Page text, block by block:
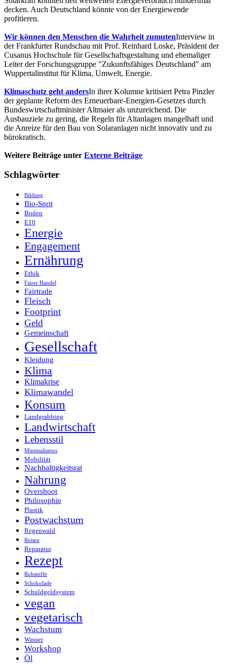
decken. Auch Deutschland könnte von der Energiewende
profitieren.
Wir können den Menschen die Wahrheit zumutenInterview in
der Frankfurter Rundschau mit Prof. Reinhard Loske, Präsident der
Cusanus Hochschule für Gesellschaftsgestaltung und ehemaliger
Leiter der Forschungsgruppe "Zukunftsfähiges Deutschland" am
Wuppertalinstitut für Klima, Umwelt, Energie.
Klimaschutz geht andersIn ihrer Kolumne kritisiert Petra Pinzler
der geplante Reform des Erneuerbare-Energien-Gesetzes durch
Bundeswirtschaftminister Altmaier als unzureichend. Die
Ausbauziele zu gering, die Regeln für Altanlagen mangelhaft und
die Anreize für den Bau von Solaranlagen nicht innovativ und zu
bürokratisch.
Weitere Beiträge unter Externe Beiträge
Schlagwörter
Bildung
Bio-Sprit
Boden
E10
Energie
Engagement
Ernährung
Ethik
Fairer Handel
Fairtrade
Fleisch
Footprint
Geld
Gemeinschaft
Gesellschaft
Kleidung
Klima
Klimakrise
Klimawandel
Konsum
Landgrabbing
Landwirtschaft
Lebensstil
Minimalismus
Mobilität
Nachhaltigkeitsrat
Nahrung
Overshoot
Philosophie
Plastik
Postwachstum
Regenwald
Reisen
Reparatur
Rezept
Rohstoffe
Schokolade
Schuldgeldsystem
vegan
vegetarisch
Wachstum
Wasser
Workshop
Öl